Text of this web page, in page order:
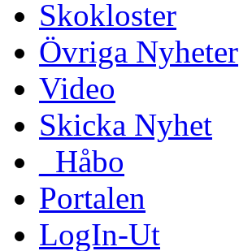
Skokloster
Övriga Nyheter
Video
Skicka Nyhet
_Håbo
Portalen
LogIn-Ut